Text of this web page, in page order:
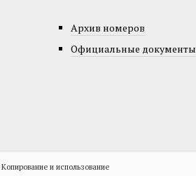
Архив номеров
Официальные документы
Копирование и использование